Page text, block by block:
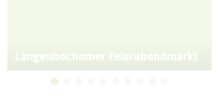
Langenbochumer Feierabendmarkt